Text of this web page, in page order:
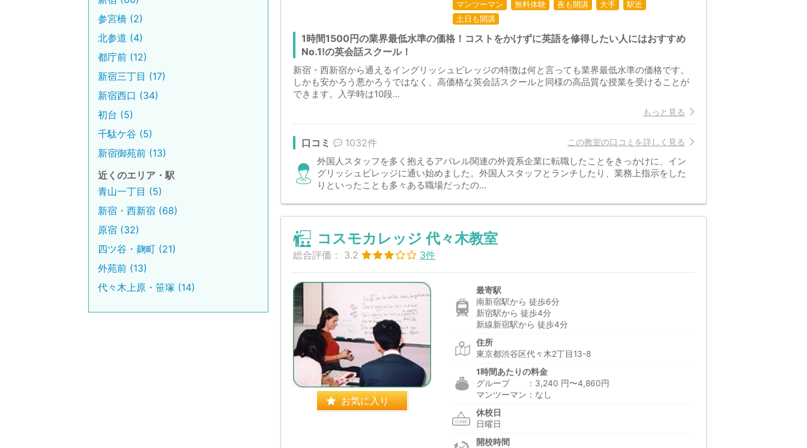
参宮橋 (2)
北参道 (4)
都庁前 (12)
新宿三丁目 (17)
新宿西口 (34)
初台 (5)
千駄ケ谷 (5)
新宿御苑前 (13)
近くのエリア・駅
青山一丁目 (5)
新宿・西新宿 (68)
原宿 (32)
四ツ谷・麹町 (21)
外苑前 (13)
代々木上原・笹塚 (14)
マンツーマン 無料体験 夜も開講 大手
駅近
土日も開講
1時間1500円の業界最低水準の価格！コストをかけずに英語を修得したい人にはおすすめ
No.1!の英会話スクール！
新宿・西新宿から通えるイングリッシュビレッジの特徴は何と言っても業界最低水準の価格です。
しかも安かろう悪かろうではなく、高価格な英会話スクールと同様の高品質な授業を受けることが
できます。入学時は10段...
もっと見る
この教室の口コミを詳しく見る
口コミ 1032件
外国人スタッフを多く抱えるアパレル関連の外資系企業に転職したことをきっかけに、イン
グリッシュビレッジに通い始めました。外国人スタッフとランチしたり、業務上指示をした
りといったことも多々ある職場だったの...
コスモカレッジ 代々木教室
総合評価： 3.2 3件
お気に入り
最寄駅
南新宿駅から 徒歩6分
新宿駅から 徒歩4分
新線新宿駅から 徒歩4分
住所
東京都渋谷区代々木2丁目13-8
1時間あたりの料金
グループ ：3,240 円〜4,860円
マンツーマン：なし
休校日
日曜日
開校時間